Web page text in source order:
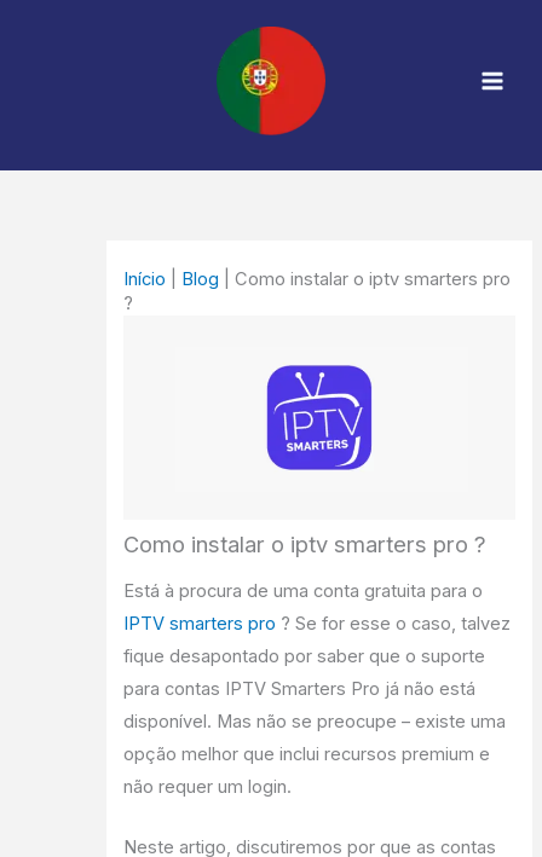
Início Blog |Como instalar o iptv smarters pro
?
Como instalar o iptv smarters pro ?
Está à procura de uma conta gratuita para o
IPTV smarters pro ? Se for esse o caso, talvez
fique desapontado por saber que o suporte
para contas IPTV Smarters Pro já não está
disponível. Mas não se preocupe – existe uma
opção melhor que inclui recursos premium e
não requer um login.
Neste artigo, discutiremos por que as contas